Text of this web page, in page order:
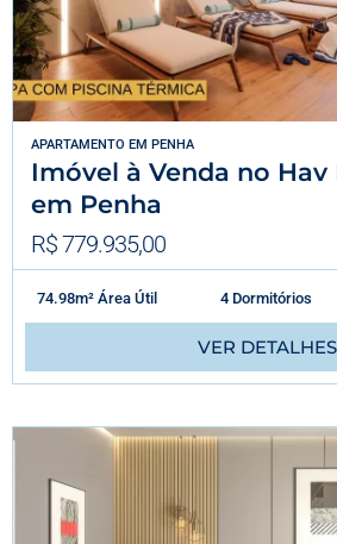
APARTAMENTO EM PENHA
Imóvel à Venda no Hav
em Penha
R$ 779.935,00
74.98m² Área Útil 4 Dormitórios
VER DETALHES